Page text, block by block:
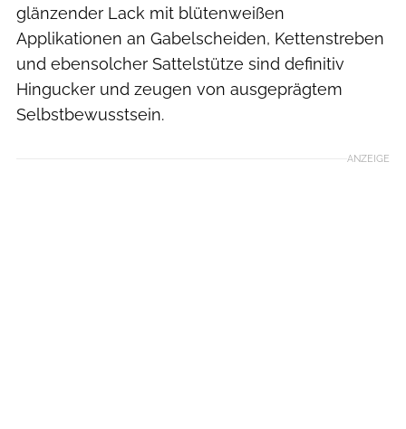
glänzender Lack mit blütenweißen
Applikationen an Gabelscheiden, Kettenstreben
und ebensolcher Sattelstütze sind definitiv
Hingucker und zeugen von ausgeprägtem
Selbstbewusstsein.
ANZEIGE